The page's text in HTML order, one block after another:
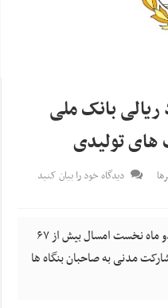
ریالی بانک ملی
های تولیدی
دیدگاه خود را بیان کنید
کسب و کار نیوز - بانک ملی ایران در دو ماه نخست امسال بیش از ۶۷
مدنی به صاحبان بنگاه ها